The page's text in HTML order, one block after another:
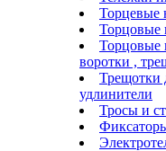
Торцевые
Торцовые
Торцовые
воротки ,
Трещотки
удлинители
Тросы и